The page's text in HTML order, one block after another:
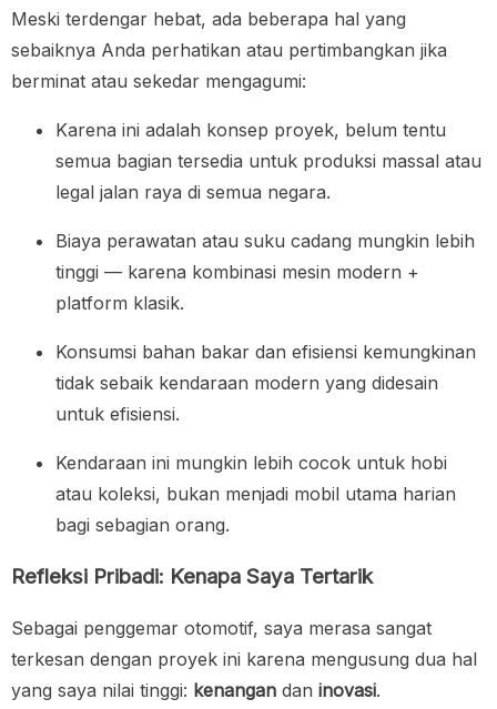
Meski terdengar hebat, ada beberapa hal yang
sebaiknya Anda perhatikan atau pertimbangkan jika
berminat atau sekedar mengagumi:
Karena ini adalah konsep proyek, belum tentu
semua bagian tersedia untuk produksi massal atau
legal jalan raya di semua negara.
Biaya perawatan atau suku cadang mungkin lebih
tinggi — karena kombinasi mesin modern +
platform klasik.
Konsumsi bahan bakar dan efisiensi kemungkinan
tidak sebaik kendaraan modern yang didesain
untuk efisiensi.
Kendaraan ini mungkin lebih cocok untuk hobi
atau koleksi, bukan menjadi mobil utama harian
bagi sebagian orang.
Refleksi Pribadi: Kenapa Saya Tertarik
Sebagai penggemar otomotif, saya merasa sangat
terkesan dengan proyek ini karena mengusung dua hal
yang saya nilai tinggi: kenangan dan inovasi.